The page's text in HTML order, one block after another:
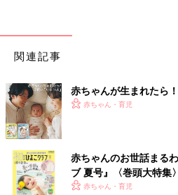
関連記事
赤ちゃんが生まれたら
赤ちゃん・育児
赤ちゃんのお世話まる
ブ 夏号』〈巻頭大特集
く！ おっぱい・ミルク
赤ちゃん・育児